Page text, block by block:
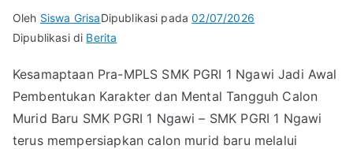
Oleh Siswa GrisaDipublikasi pada02/07/2026
Dipublikasi di Berita
Kesamaptaan Pra-MPLS SMK PGRI 1 Ngawi Jadi Awal
Pembentukan Karakter dan Mental Tangguh Calon
Murid Baru SMK PGRI 1 Ngawi – SMK PGRI 1 Ngawi
terus mempersiapkan calon murid baru melalui